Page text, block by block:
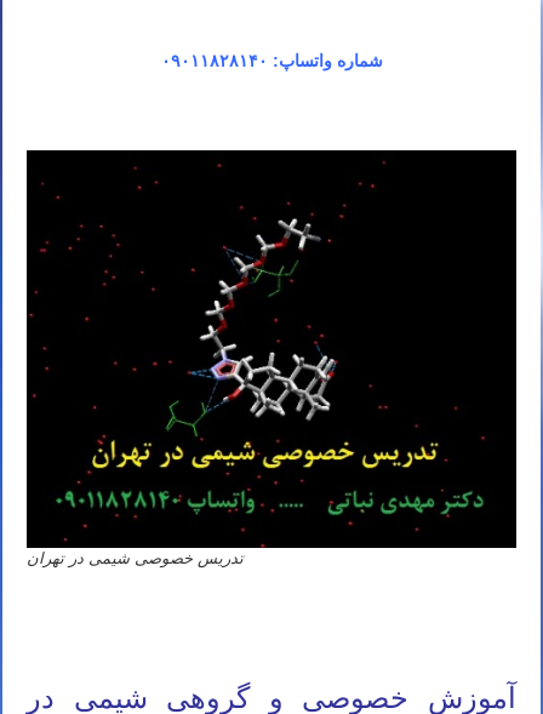
شماره واتساپ: ۰۹۰۱۱۸۲۸۱۴۰
تدریس خصوصی شیمی در تهران
آموزش خصوصی و گروهی شیمی در